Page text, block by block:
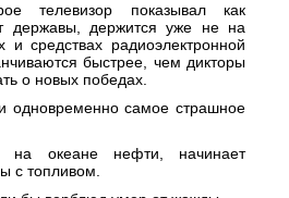
телевизор показывал как
державы, держится уже не на
средствах радиоэлектронной
быстрее, чем дикторы
о новых победах.
одновременно самое страшное
на океане нефти, начинает
с топливом.